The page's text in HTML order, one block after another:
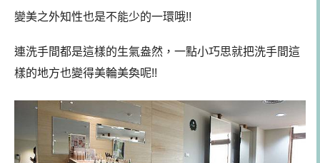
變美之外知性也是不能少的一環哦!!
連洗手間都是這樣的生氣盎然，一點小巧思就把洗手間這
樣的地方也變得美輪美奐呢!!